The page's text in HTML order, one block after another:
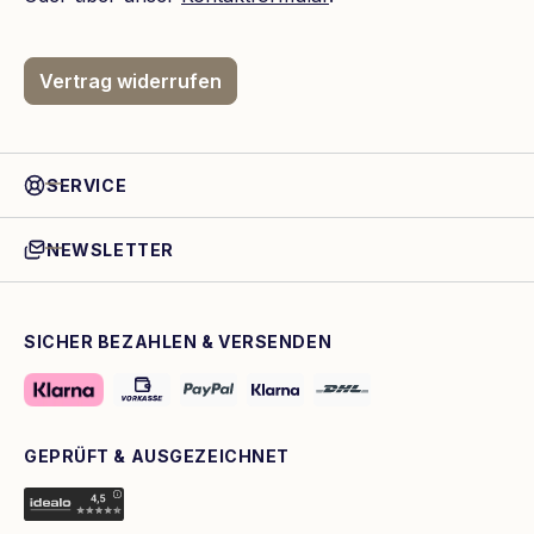
Vertrag widerrufen
SERVICE
NEWSLETTER
SICHER BEZAHLEN & VERSENDEN
GEPRÜFT & AUSGEZEICHNET